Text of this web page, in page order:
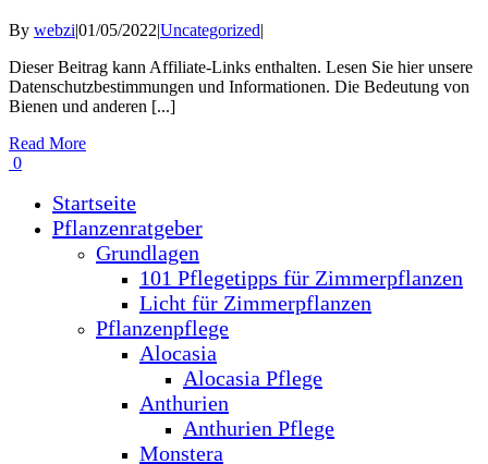
By webzi|01/05/2022|Uncategorized|
Dieser Beitrag kann Affiliate-Links enthalten. Lesen Sie hier unsere
Datenschutzbestimmungen und Informationen. Die Bedeutung von
Bienen und anderen [...]
Read More
0
Startseite
Pflanzenratgeber
Grundlagen
101 Pflegetipps für Zimmerpflanzen
Licht für Zimmerpflanzen
Pflanzenpflege
Alocasia
Alocasia Pflege
Anthurien
Anthurien Pflege
Monstera